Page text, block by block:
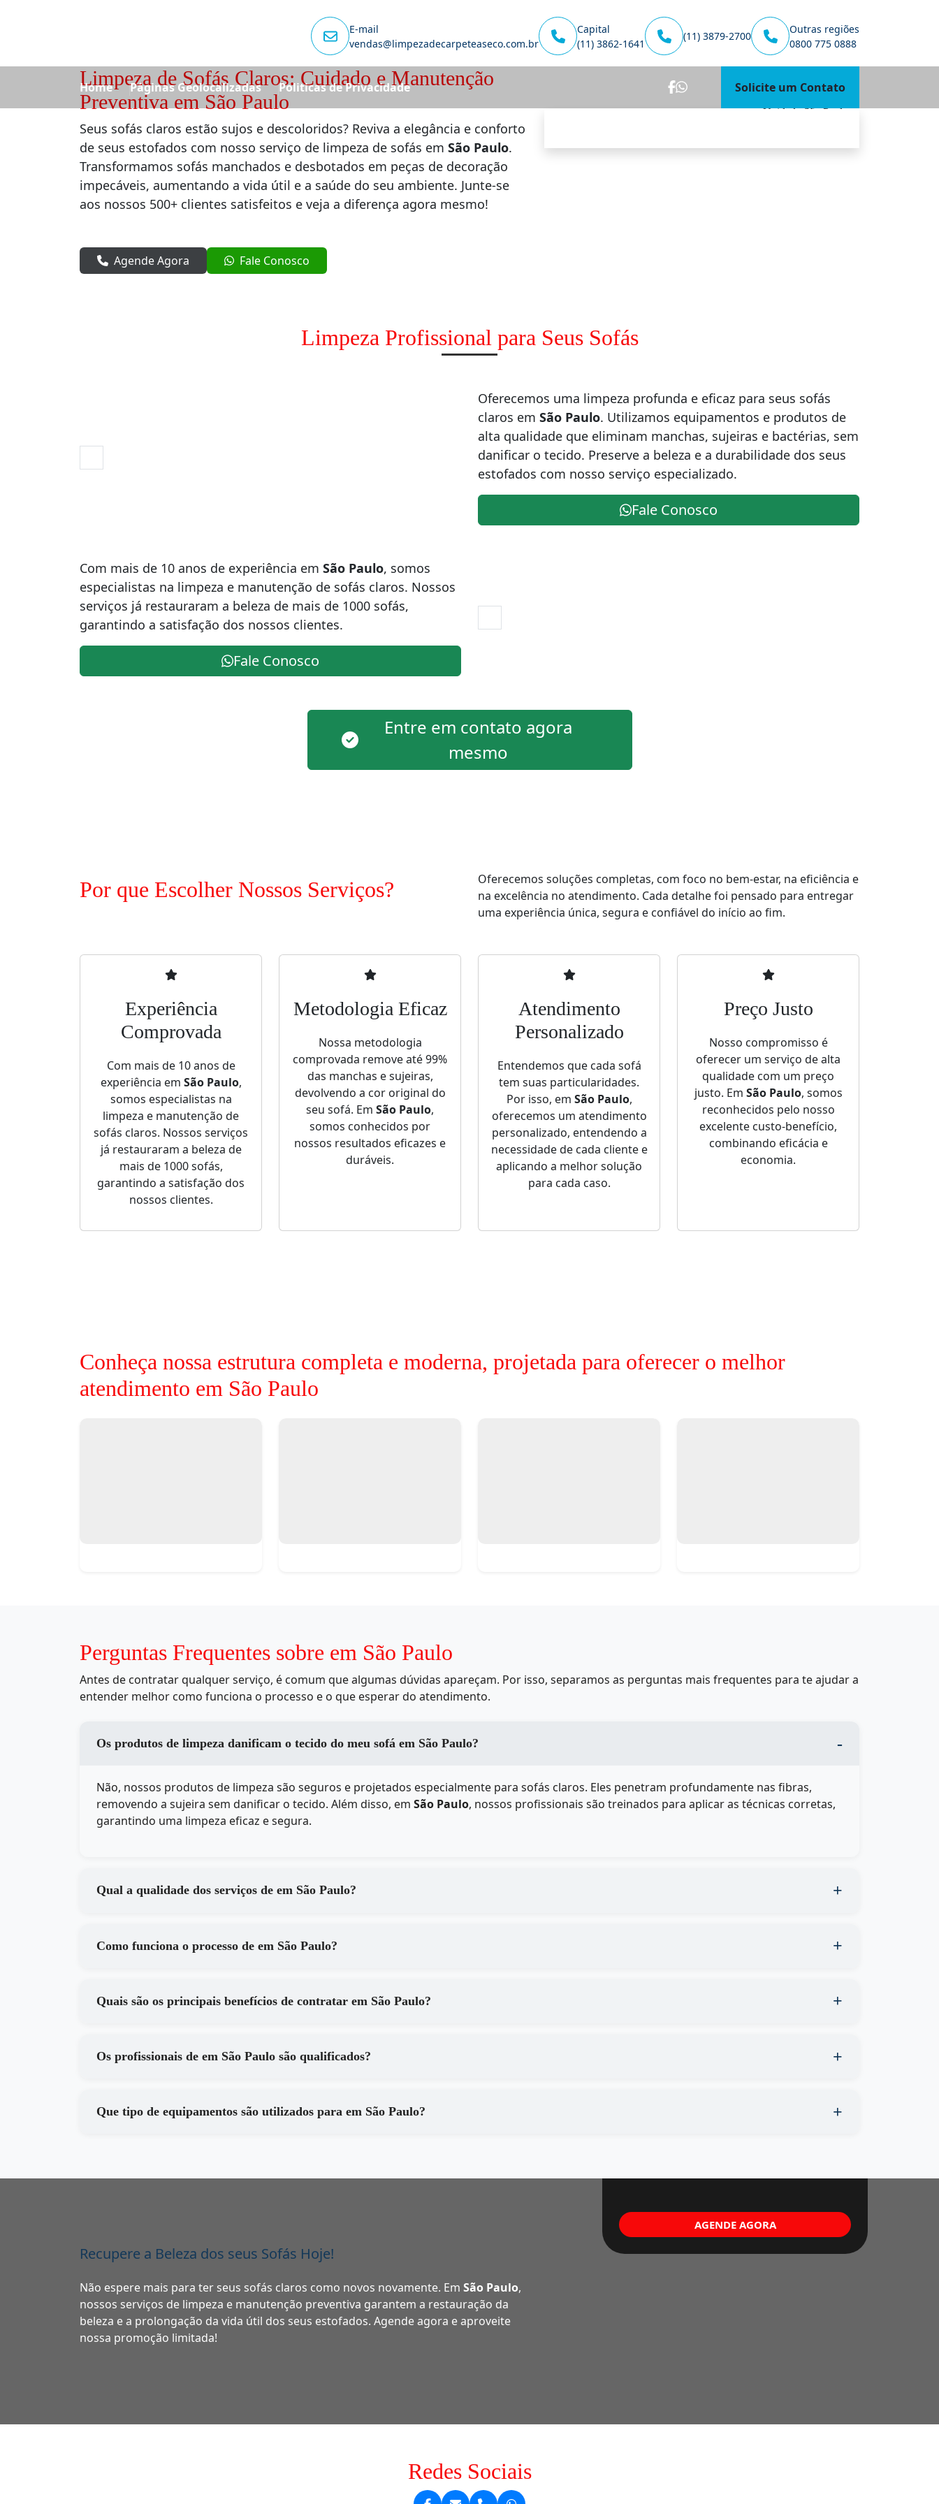
E-mail
vendas@limpezadecarpeteaseco.com.br
Capital
(11) 3862-1641
(11) 3879-2700
Outras regiões
0800 775 0888
Home Páginas Geolocalizadas Politicas de Privacidade Solicite um Contato
Unidade São Paulo
Limpeza de Sofás Claros: Cuidado e Manutenção
Preventiva em São Paulo
Seus sofás claros estão sujos e descoloridos? Reviva a elegância e conforto
de seus estofados com nosso serviço de limpeza de sofás em São Paulo.
Transformamos sofás manchados e desbotados em peças de decoração
impecáveis, aumentando a vida útil e a saúde do seu ambiente. Junte-se
aos nossos 500+ clientes satisfeitos e veja a diferença agora mesmo!
Agende Agora Fale Conosco
Limpeza Profissional para Seus Sofás
Oferecemos uma limpeza profunda e eficaz para seus sofás
claros em São Paulo. Utilizamos equipamentos e produtos de
alta qualidade que eliminam manchas, sujeiras e bactérias, sem
danificar o tecido. Preserve a beleza e a durabilidade dos seus
estofados com nosso serviço especializado.
Fale Conosco
Com mais de 10 anos de experiência em São Paulo, somos
especialistas na limpeza e manutenção de sofás claros. Nossos
serviços já restauraram a beleza de mais de 1000 sofás,
garantindo a satisfação dos nossos clientes.
Fale Conosco
Entre em contato agora
mesmo
Por que Escolher Nossos Serviços?
Oferecemos soluções completas, com foco no bem-estar, na eficiência e
na excelência no atendimento. Cada detalhe foi pensado para entregar
uma experiência única, segura e confiável do início ao fim.
Experiência
Comprovada
Com mais de 10 anos de
experiência em São Paulo,
somos especialistas na
limpeza e manutenção de
sofás claros. Nossos serviços
já restauraram a beleza de
mais de 1000 sofás,
garantindo a satisfação dos
nossos clientes.
Metodologia Eficaz
Nossa metodologia
comprovada remove até 99%
das manchas e sujeiras,
devolvendo a cor original do
seu sofá. Em São Paulo,
somos conhecidos por
nossos resultados eficazes e
duráveis.
Atendimento
Personalizado
Entendemos que cada sofá
tem suas particularidades.
Por isso, em São Paulo,
oferecemos um atendimento
personalizado, entendendo a
necessidade de cada cliente e
aplicando a melhor solução
para cada caso.
Preço Justo
Nosso compromisso é
oferecer um serviço de alta
qualidade com um preço
justo. Em São Paulo, somos
reconhecidos pelo nosso
excelente custo-benefício,
combinando eficácia e
economia.
Conheça nossa estrutura completa e moderna, projetada para oferecer o melhor
atendimento em São Paulo
Perguntas Frequentes sobre em São Paulo
Antes de contratar qualquer serviço, é comum que algumas dúvidas apareçam. Por isso, separamos as perguntas mais frequentes para te ajudar a
entender melhor como funciona o processo e o que esperar do atendimento.
Os produtos de limpeza danificam o tecido do meu sofá em São Paulo?
Não, nossos produtos de limpeza são seguros e projetados especialmente para sofás claros. Eles penetram profundamente nas fibras,
removendo a sujeira sem danificar o tecido. Além disso, em São Paulo, nossos profissionais são treinados para aplicar as técnicas corretas,
garantindo uma limpeza eficaz e segura.
Qual a qualidade dos serviços de em São Paulo?
Como funciona o processo de em São Paulo?
Quais são os principais benefícios de contratar em São Paulo?
Os profissionais de em São Paulo são qualificados?
Que tipo de equipamentos são utilizados para em São Paulo?
Recupere a Beleza dos seus Sofás Hoje!
Não espere mais para ter seus sofás claros como novos novamente. Em São Paulo,
nossos serviços de limpeza e manutenção preventiva garantem a restauração da
beleza e a prolongação da vida útil dos seus estofados. Agende agora e aproveite
nossa promoção limitada!
AGENDE AGORA
Redes Sociais